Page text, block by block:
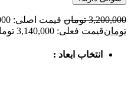
3,200,000 تومان قیمت اصلی: 3,200,000 تومان بود.
تومانقیمت فعلی: 3,140,000 تومان.
انتخاب ابعاد :